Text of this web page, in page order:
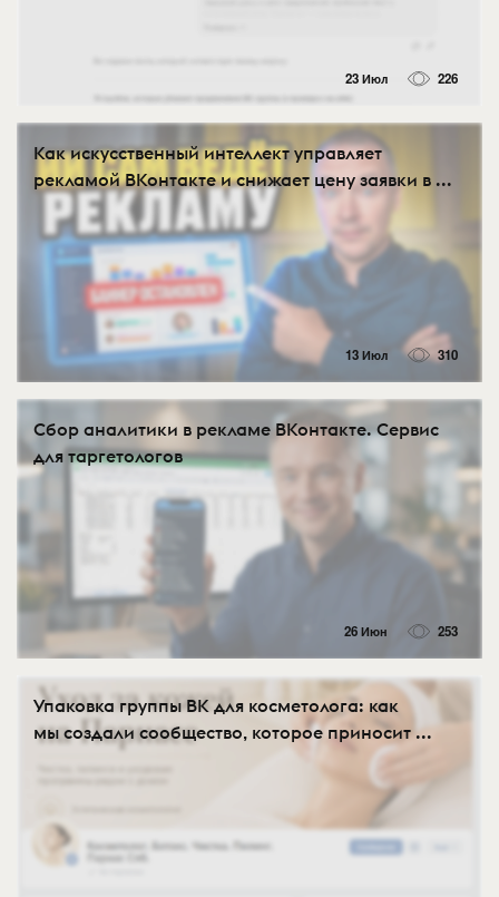
23 Июл 226
Как искусственный интеллект управляет
рекламой ВКонтакте и снижает цену заявки в ...
13 Июл 310
Сбор аналитики в рекламе ВКонтакте. Сервис
для таргетологов
26 Июн 253
Упаковка группы ВК для косметолога: как
мы создали сообщество, которое приносит ...